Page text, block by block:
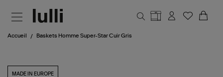
Accueil Baskets Homme Super-Star Cuir Gris
MADE IN EUROPE